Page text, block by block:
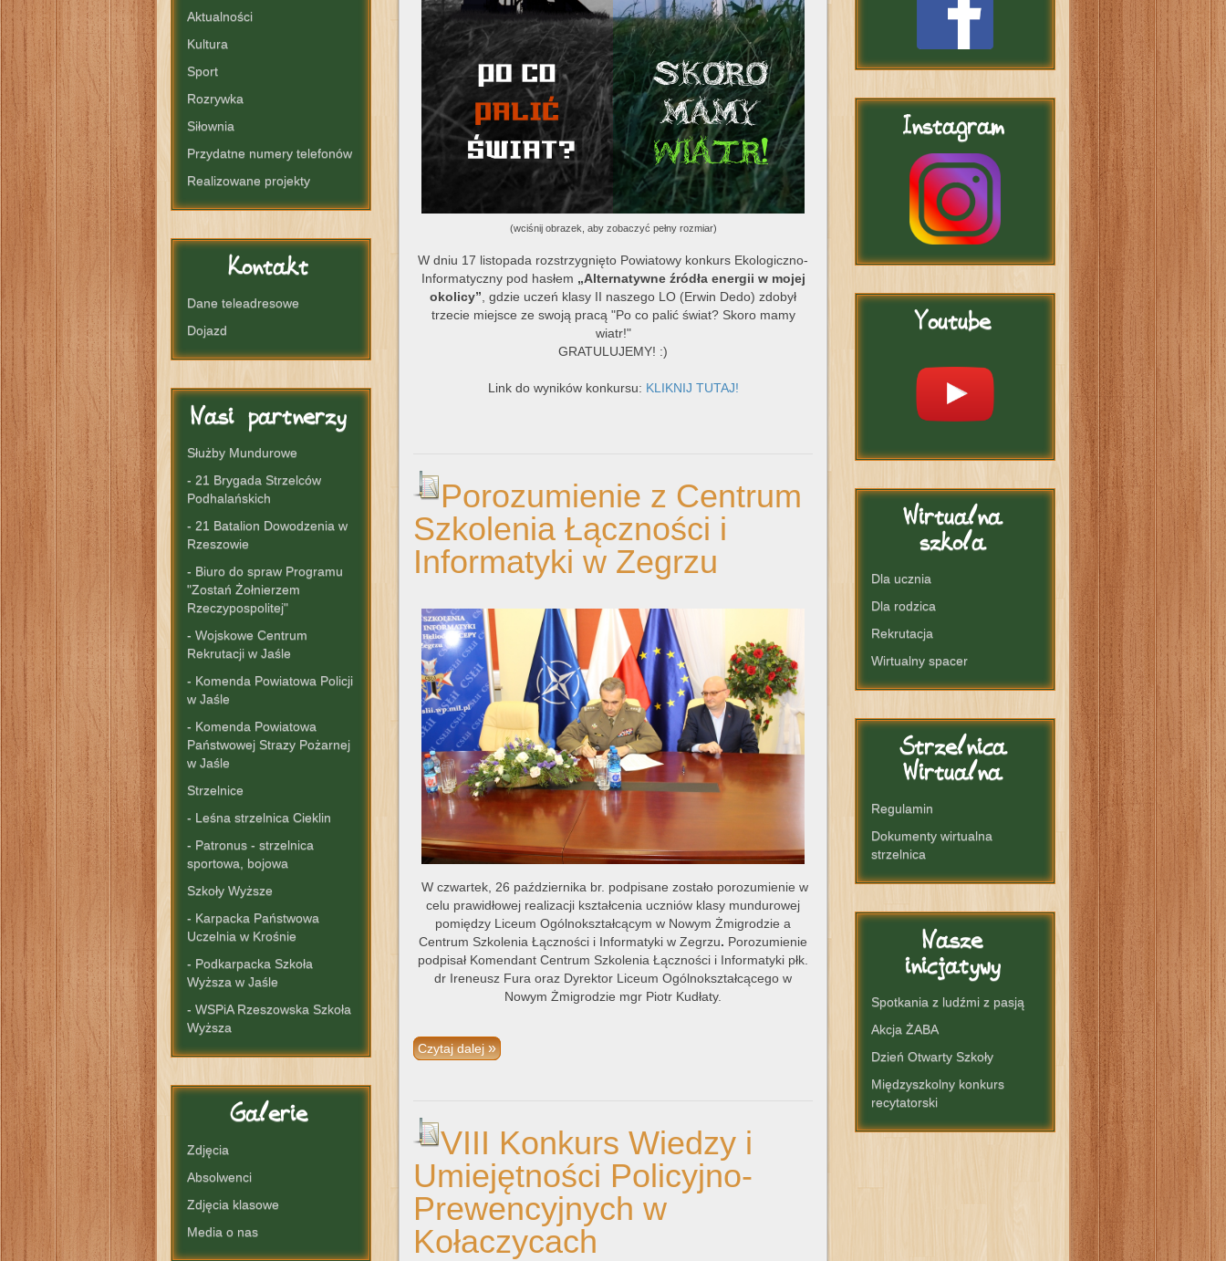
(wciśnij obrazek, aby zobaczyć pełny rozmiar)
W dniu 17 listopada rozstrzygnięto Powiatowy konkurs Ekologiczno-
Informatyczny pod hasłem „Alternatywne źródła energii w mojej
okolicy” , gdzie uczeń klasy II naszego LO (Erwin Dedo) zdobył
trzecie miejsce ze swoją pracą "Po co palić świat? Skoro mamy
wiatr!"
GRATULUJEMY! :)
Link do wyników konkursu: KLIKNIJ TUTAJ!
Porozumienie z Centrum
Szkolenia Łączności i
Informatyki w Zegrzu
W czwartek, 26 października br. podpisane zostało porozumienie w
celu prawidłowej realizacji kształcenia uczniów klasy mundurowej
pomiędzy Liceum Ogólnokształcącym w Nowym Żmigrodzie a
Centrum Szkolenia Łączności i Informatyki w Zegrzu. Porozumienie
podpisał Komendant Centrum Szkolenia Łączności i Informatyki płk.
dr Ireneusz Fura oraz Dyrektor Liceum Ogólnokształcącego w
Nowym Żmigrodzie mgr Piotr Kudłaty.
Czytaj dalej
VIII Konkurs Wiedzy i
Umiejętności Policyjno-
Prewencyjnych w
Kołaczycach
Aktualności
Kultura
Sport
Rozrywka
Siłownia
Przydatne numery telefonów
Realizowane projekty
Kontakt
Dane teleadresowe
Dojazd
Nasipartnerzy
Służby Mundurowe
- 21 Brygada Strzelców
Podhalańskich
- 21 Batalion Dowodzenia w
Rzeszowie
- Biuro do spraw Programu
"Zostań Żołnierzem
Rzeczypospolitej"
- Wojskowe Centrum
Rekrutacji w Jaśle
- Komenda Powiatowa Policji
w Jaśle
- Komenda Powiatowa
Państwowej Strazy Pożarnej
w Jaśle
Strzelnice
- Leśna strzelnica Cieklin
- Patronus - strzelnica
sportowa, bojowa
Szkoły Wyższe
- Karpacka Państwowa
Uczelnia w Krośnie
- Podkarpacka Szkoła
Wyższa w Jaśle
- WSPiA Rzeszowska Szkoła
Wyższa
Galerie
Zdjęcia
Absolwenci
Zdjęcia klasowe
Media o nas
Instagram
Youtube
Wirtualna
szkola
Dla ucznia
Dla rodzica
Rekrutacja
Wirtualny spacer
Strzelnica
Wirtualna
Regulamin
Dokumenty wirtualna
strzelnica
Nasze
inicjatywy
Spotkania z ludźmi z pasją
Akcja ŻABA
Dzień Otwarty Szkoły
Międzyszkolny konkurs
recytatorski